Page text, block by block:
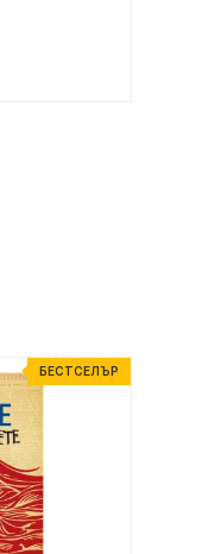
БЕСТСЕЛЪР